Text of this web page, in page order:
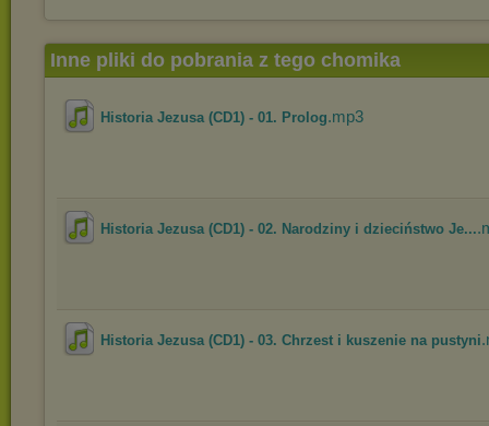
Inne pliki do pobrania z tego chomika
Historia Jezusa (CD1) - 01. Prolog.mp3
Historia Jezusa (CD1) - 02. Narodziny i dzieciństwo Je...
Historia Jezusa (CD1) - 03. Chrzest i kuszenie na pustyni